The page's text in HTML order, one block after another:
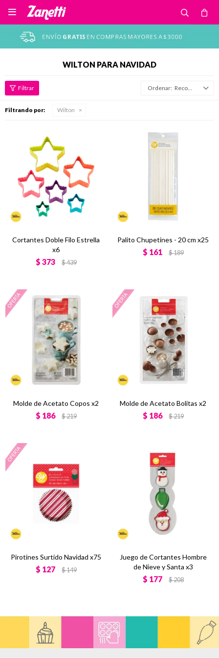

WILTON PARA NAVIDAD
Recomendados
Filtrando por: Wilton
Cortantes Doble Filo Estrella
x6
$ 373 $439
Palito Chupetines - 20 cm x25
$ 161 $189
Molde de Acetato Copos x2
$ 186 $219
Molde de Acetato Bolitas x2
$ 186 $219
Pirotines Surtido Navidad x75
$ 127 $149
Juego de Cortantes Hombre
de Nieve y Santa x3
$ 177 $208